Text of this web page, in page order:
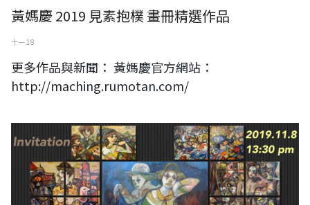
黃媽慶 2019 見素抱樸 畫冊精選作品
十一 18
更多作品與新聞： 黃媽慶官方網站：
http://maching.rumotan.com/
磐龍一台灣畢卡索 蘇奕榮 邀請函